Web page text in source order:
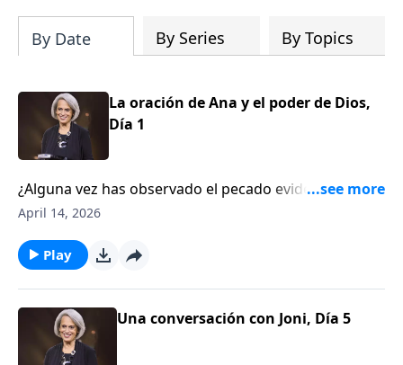
diseño de Dios con una claridad
renovada.
By Date By Series By Topics
La oración de Ana y el poder de Dios,
Día 1
¿Alguna vez has observado el pecado evidente que
existe en nuestra cultura y te has preguntado si
ha habido momentos profundamente pecaminosos a
lo largo de los siglos y podemos aprender de ellos.
Nancy DeMoss Wolgemuth lo explicará en Aviva
Nuestros Corazones.
April 14, 2026
Play
Una conversación con Joni, Día 5